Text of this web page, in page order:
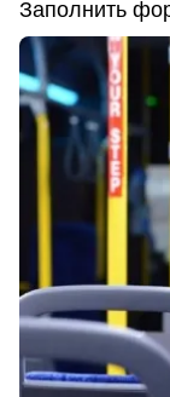
Заполнить